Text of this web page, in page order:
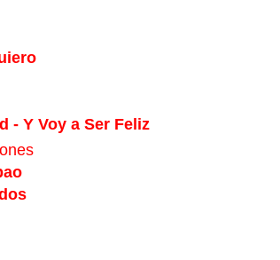
- Y Voy a Ser Feliz